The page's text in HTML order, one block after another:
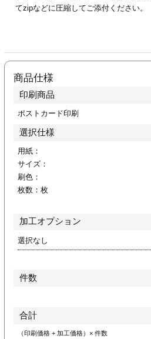
印刷
印刷
リーブ
ー印刷
てzipなどに圧縮してご添付ください。
商品仕様
印刷商品
ポストカード印刷
選択仕様
用紙：
サイズ：
刷色：
枚数： 枚
加工オプション
選択なし
件数
合計
（印刷価格 + 加工価格）× 件数